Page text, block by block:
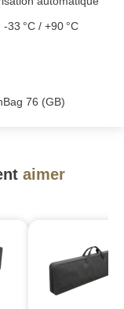
33 °C / +90 °C
76 (GB)
aimer